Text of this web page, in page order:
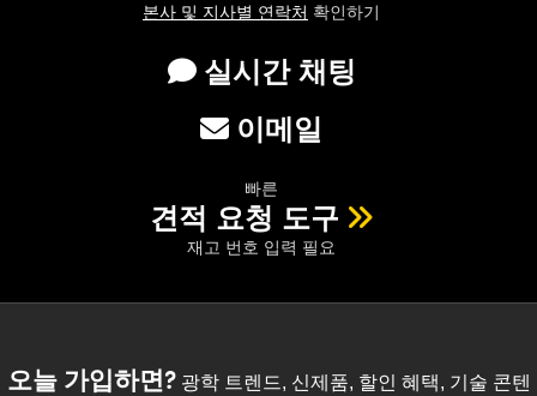
본사 및 지사별 연락처 확인하기
실시간 채팅
이메일
빠른
견적 요청 도구
재고 번호 입력 필요
오늘 가입하면?광학 트렌드, 신제품, 할인 혜택, 기술 콘텐